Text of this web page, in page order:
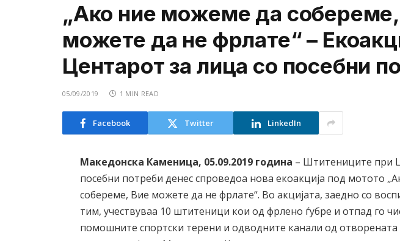
„Ако ние можеме да
можете да не фрлате“ –
Центарот за лица со посебни
05/09/2019 1 MIN READ
Facebook Twitter LinkedIn
Македонска Каменица, 05.09.2019 година – Штитениците при
посебни потреби денес спроведоа нова екоакција под мотото
собереме, Вие можете да не фрлате“. Во акцијата, заедно со
тим, учествуваа 10 штитеници кои од фрлено ѓубре и отпад го
помошните спортски терени и одводните канали од отворената